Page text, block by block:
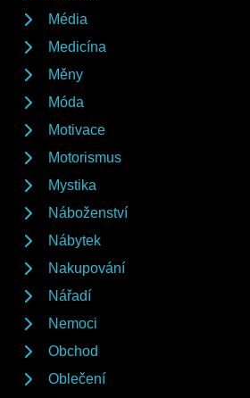
Média
Medicína
Měny
Móda
Motivace
Motorismus
Mystika
Náboženství
Nábytek
Nakupování
Nářadí
Nemoci
Obchod
Oblečení